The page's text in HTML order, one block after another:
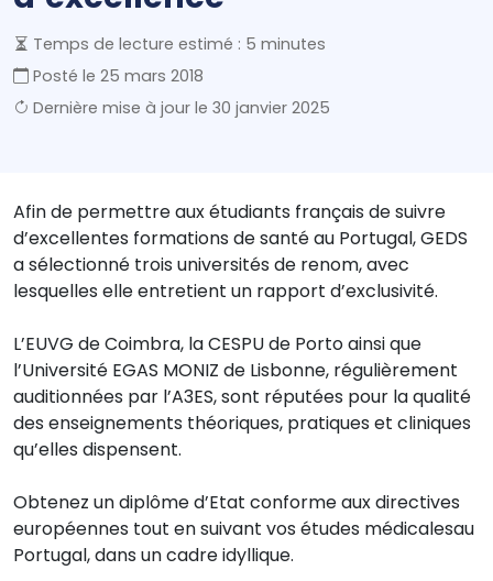
Temps de lecture estimé : 5 minutes
Posté le 25 mars 2018
Dernière mise à jour le 30 janvier 2025
Afin de permettre aux étudiants français de suivre
d’excellentes formations de santé au Portugal, GEDS
a sélectionné trois universités de renom, avec
lesquelles elle entretient un rapport d’exclusivité.
L’EUVG de Coimbra, la CESPU de Porto ainsi que
l’Université EGAS MONIZ de Lisbonne, régulièrement
auditionnées par l’A3ES, sont réputées pour la qualité
des enseignements théoriques, pratiques et cliniques
qu’elles dispensent.
Obtenez un diplôme d’Etat conforme aux directives
européennes tout en suivant vos études médicalesau
Portugal, dans un cadre idyllique.